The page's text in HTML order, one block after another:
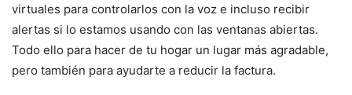
virtuales para controlarlos con la voz e incluso recibir
alertas si lo estamos usando con las ventanas abiertas.
Todo ello para hacer de tu hogar un lugar más agradable,
pero también para ayudarte a reducir la factura.